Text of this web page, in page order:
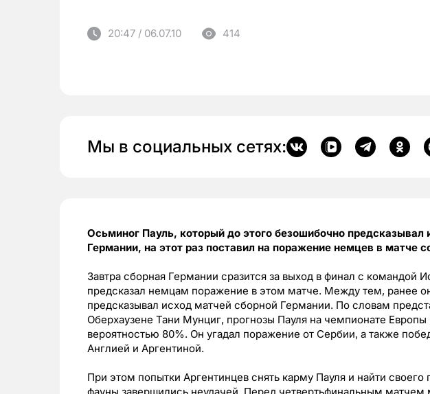
20:47 / 06.07.10 414
Мы в социальных сетях:
Осьминог Пауль, который до этого безошибочно предсказывал
Германии, на этот раз поставил на поражение немцев в матче
Завтра сборная Германии сразится за выход в финал с командой
предсказал немцам поражение в этом матче. Между тем, ранее
предсказывал исход матчей сборной Германии. По словам
Оберхаузене Тани Мунциг, прогнозы Пауля на чемпионате Европы
вероятностью 80%. Он угадал поражение от Сербии, а также
Англией и Аргентиной.
При этом попытки Аргентинцев снять карму Пауля и найти своего